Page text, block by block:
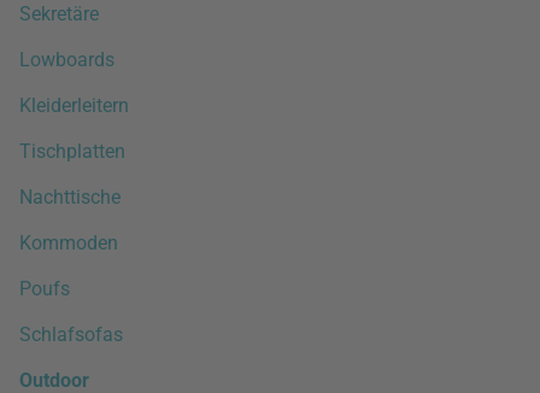
Sekretäre
Lowboards
Kleiderleitern
Tischplatten
Nachttische
Kommoden
Poufs
Schlafsofas
Outdoor